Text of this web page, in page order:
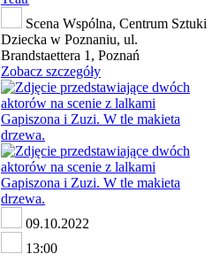
Scena Wspólna, Centrum Sztuki
Dziecka w Poznaniu, ul.
Brandstaettera 1, Poznań
Zobacz szczegóły
09.10.2022
13:00